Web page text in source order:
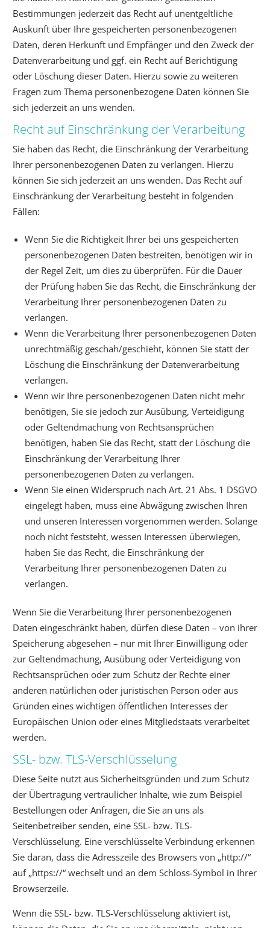
Bestimmungen jederzeit das Recht auf unentgeltliche
Auskunft über Ihre gespeicherten personenbezogenen
Daten, deren Herkunft und Empfänger und den Zweck der
Datenverarbeitung und ggf. ein Recht auf Berichtigung
oder Löschung dieser Daten. Hierzu sowie zu weiteren
Fragen zum Thema personenbezogene Daten können Sie
sich jederzeit an uns wenden.
Recht auf Einschränkung der Verarbeitung
Sie haben das Recht, die Einschränkung der Verarbeitung
Ihrer personenbezogenen Daten zu verlangen. Hierzu
können Sie sich jederzeit an uns wenden. Das Recht auf
Einschränkung der Verarbeitung besteht in folgenden
Fällen:
Wenn Sie die Richtigkeit Ihrer bei uns gespeicherten
personenbezogenen Daten bestreiten, benötigen wir in
der Regel Zeit, um dies zu überprüfen. Für die Dauer
der Prüfung haben Sie das Recht, die Einschränkung der
Verarbeitung Ihrer personenbezogenen Daten zu
verlangen.
Wenn die Verarbeitung Ihrer personenbezogenen Daten
unrechtmäßig geschah/geschieht, können Sie statt der
Löschung die Einschränkung der Datenverarbeitung
verlangen.
Wenn wir Ihre personenbezogenen Daten nicht mehr
benötigen, Sie sie jedoch zur Ausübung, Verteidigung
oder Geltendmachung von Rechtsansprüchen
benötigen, haben Sie das Recht, statt der Löschung die
Einschränkung der Verarbeitung Ihrer
personenbezogenen Daten zu verlangen.
Wenn Sie einen Widerspruch nach Art. 21 Abs. 1 DSGVO
eingelegt haben, muss eine Abwägung zwischen Ihren
und unseren Interessen vorgenommen werden. Solange
noch nicht feststeht, wessen Interessen überwiegen,
haben Sie das Recht, die Einschränkung der
Verarbeitung Ihrer personenbezogenen Daten zu
verlangen.
Wenn Sie die Verarbeitung Ihrer personenbezogenen
Daten eingeschränkt haben, dürfen diese Daten – von ihrer
Speicherung abgesehen – nur mit Ihrer Einwilligung oder
zur Geltendmachung, Ausübung oder Verteidigung von
Rechtsansprüchen oder zum Schutz der Rechte einer
anderen natürlichen oder juristischen Person oder aus
Gründen eines wichtigen öffentlichen Interesses der
Europäischen Union oder eines Mitgliedstaats verarbeitet
werden.
SSL- bzw. TLS-Verschlüsselung
Diese Seite nutzt aus Sicherheitsgründen und zum Schutz
der Übertragung vertraulicher Inhalte, wie zum Beispiel
Bestellungen oder Anfragen, die Sie an uns als
Seitenbetreiber senden, eine SSL- bzw. TLS-
Verschlüsselung. Eine verschlüsselte Verbindung erkennen
Sie daran, dass die Adresszeile des Browsers von „http://“
auf „https://“ wechselt und an dem Schloss-Symbol in Ihrer
Browserzeile.
Wenn die SSL- bzw. TLS-Verschlüsselung aktiviert ist,